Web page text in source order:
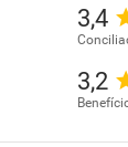
3,4
3,2